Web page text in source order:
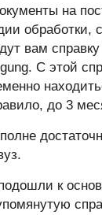
на
обработки,
вам
С этой
до 3
к